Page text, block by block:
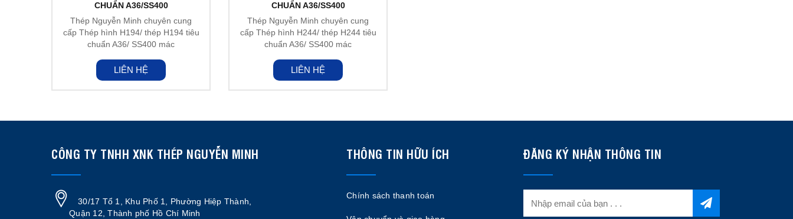
CHUẨN A36/SS400
Thép Nguyễn Minh chuyên cung
cấp Thép hình H194/ thép H194 tiêu
chuẩn A36/ SS400 mác
LIÊN HỆ
CHUẨN A36/SS400
Thép Nguyễn Minh chuyên cung
cấp Thép hình H244/ thép H244 tiêu
chuẩn A36/ SS400 mác
LIÊN HỆ
CÔNG TY TNHH XNK THÉP NGUYỄN MINH
30/17 Tổ 1, Khu Phố 1, Phường Hiệp Thành,
Quận 12, Thành phố Hồ Chí Minh
THÔNG TIN HỮU ÍCH
Chính sách thanh toán
ĐĂNG KÝ NHẬN THÔNG TIN